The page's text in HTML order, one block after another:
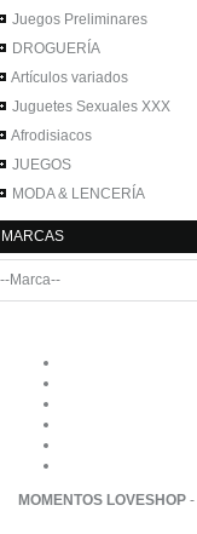
Juegos Preliminares
DROGUERÍA
Artículos variados
Juguetes Sexuales XXX
Afrodisiacos
JUEGOS
MODA & LENCERÍA
MARCAS
MOMENTOS LOVESHOP -